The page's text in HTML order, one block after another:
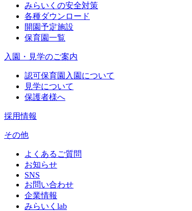
みらいくの安全対策
各種ダウンロード
開園予定施設
保育園一覧
入園・見学のご案内
認可保育園入園について
見学について
保護者様へ
採用情報
その他
よくあるご質問
お知らせ
SNS
お問い合わせ
企業情報
みらいくlab